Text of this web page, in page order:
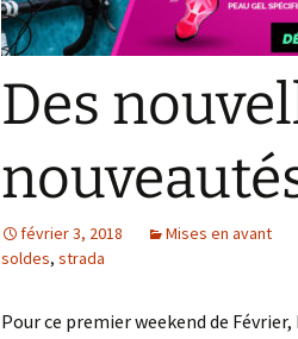
Des
février 3, 2018 Mises en avant
soldes, strada
Pour ce premier weekend de